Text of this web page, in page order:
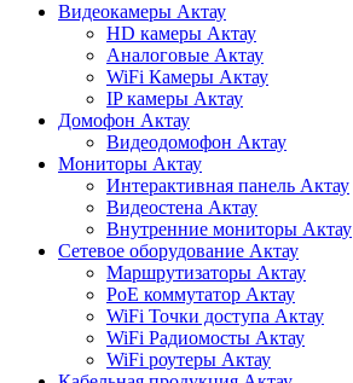
Видеокамеры Актау
HD камеры Актау
Аналоговые Актау
WiFi Камеры Актау
IP камеры Актау
Домофон Актау
Видеодомофон Актау
Мониторы Актау
Интерактивная панель Актау
Видеостена Актау
Внутренние мониторы Актау
Сетевое оборудование Актау
Маршрутизаторы Актау
PoE коммутатор Актау
WiFi Точки доступа Актау
WiFi Радиомосты Актау
WiFi роутеры Актау